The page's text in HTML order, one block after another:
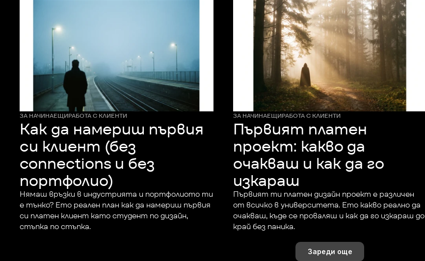
ЗА НАЧИНАЕЩИРАБОТА С КЛИЕНТИ
Как да намериш първия
си клиент (без
connections и без
портфолио)
Нямаш връзки в индустрията и портфолиото ти
е тънко? Ето реален план как да намериш първия
си платен клиент като студент по дизайн,
стъпка по стъпка.
ЗА НАЧИНАЕЩИРАБОТА С КЛИЕНТИ
Първият платен
проект: какво да
очакваш и как да го
изкараш
Първият ти платен дизайн проект е различен
от всичко в университета. Ето какво реално да
очакваш, къде се проваляш и как да го изкараш до
край без паника.
Зареди още